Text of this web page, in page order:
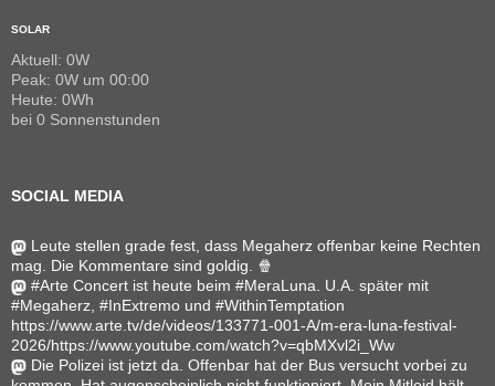
SOLAR
Aktuell: 0W
Peak: 0W um 00:00
Heute: 0Wh
bei 0 Sonnenstunden
SOCIAL MEDIA
Leute stellen grade fest, dass Megaherz offenbar keine Rechten
mag. Die Kommentare sind goldig. 🍿
#Arte Concert ist heute beim #MeraLuna. U.A. später mit
#Megaherz, #InExtremo und #WithinTemptation
https://www.arte.tv/de/videos/133771-001-A/m-era-luna-festival-
2026/https://www.youtube.com/watch?v=qbMXvl2i_Ww
Die Polizei ist jetzt da. Offenbar hat der Bus versucht vorbei zu